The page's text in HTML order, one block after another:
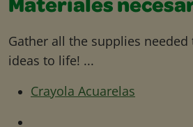
Materiales
Gather all the supplies
ideas to life! ...
Crayola Acuarelas